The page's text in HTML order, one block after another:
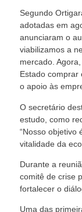
Segundo
adotadas em
anunciaram o
viabilizamos a
mercado.
Estado comprar
o apoio às
O secretário
estudo, como
“Nosso objetivo
vitalidade da
Durante a
comitê de crise
fortalecer o
Uma das